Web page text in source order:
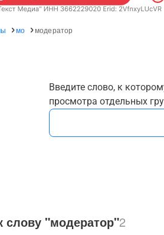
мо модератор
Введите слово, к
просмотра отдельных
"модератор"2